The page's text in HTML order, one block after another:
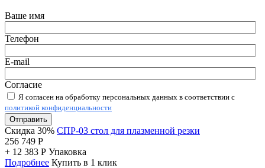
Ваше имя
Телефон
E-mail
Согласие
Я согласен на обработку персональных данных в соответствии с
политикой конфиденциальности
Отправить
Скидка 30% СПР-03 стол для плазменной резки
256 749 Р
+ 12 383 Р Упаковка
Подробнее Купить в 1 клик